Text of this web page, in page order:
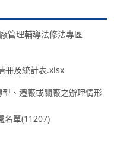
管理輔導法修法專區
冊及統計表.xlsx
、遷廠或關廠之辦理情形
名單(11207)